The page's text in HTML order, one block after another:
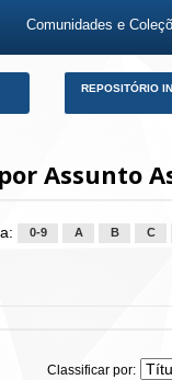
Comunidades e
REPOSITÓRIO
Assunto
0-9 A B C
Classificar por: